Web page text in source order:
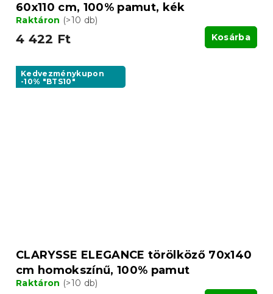
60x110 cm, 100% pamut, kék
Raktáron (>10 db)
4 422 Ft Kosárba
Kedvezménykupon
-10% "BTS10"
CLARYSSE ELEGANCE törölköző 70x140
cm homokszínű, 100% pamut
Raktáron (>10 db)